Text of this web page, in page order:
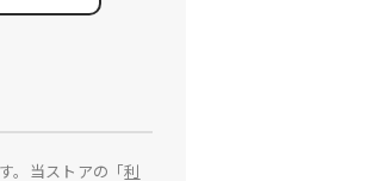
。当ストアの「利